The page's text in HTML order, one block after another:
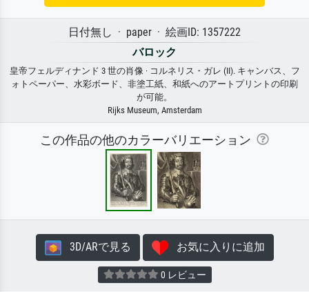
日付無し · paper · 絵画ID: 1357222
バロック
皇帝フェルディナンド 3 世の肖像 · コルネリス・ガレ (II). キャンバス、フ
ォトペーパー、水彩ボード、非塗工紙、和紙へのアートプリントの印刷
が可能。
Rijks Museum, Amsterdam
この作品の他のカラーバリエーション
3D/ARで見る お気に入りに追加
0 レビュー